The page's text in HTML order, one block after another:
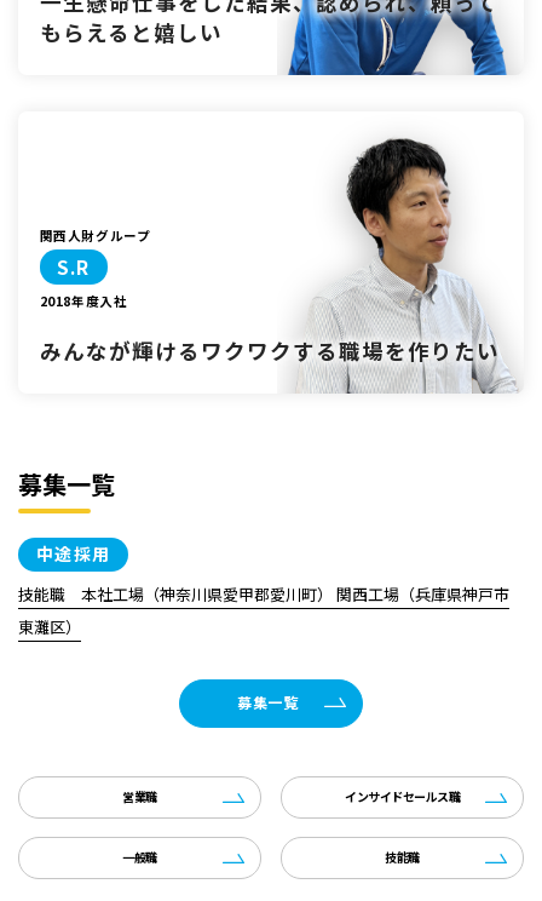
もらえると嬉しい
関西人財グループ
S.R
2018年度入社
みんなが輝ける ワクワクする職場を作りたい
募集一覧
中途採用
技能職 本社工場（神奈川県愛甲郡愛川町） 関西工場（兵庫県神戸市
東灘区）
募集一覧
営業職 インサイドセールス職
一般職 技能職